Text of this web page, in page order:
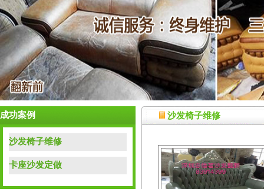
成功案例
沙发椅子维修
卡座沙发定做
沙发椅子维修